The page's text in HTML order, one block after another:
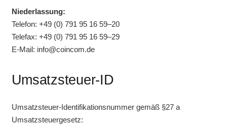
Nie­der­las­sung:
Tele­fon: +49 (0) 791 95 16 59–20
Tele­fax: +49 (0) 791 95 16 59–29
E‑Mail: ed.mocnioc@ofni
Umsatzsteuer-ID
Umsatz­steu­er-Iden­ti­fi­ka­ti­ons­num­mer gemäß §27 a
Umsatzsteuergesetz: